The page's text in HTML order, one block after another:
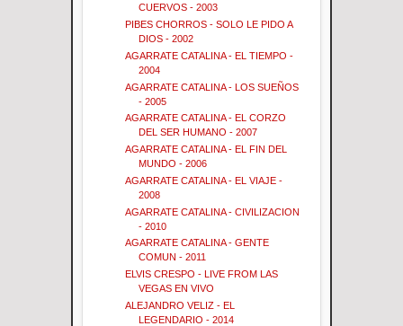
CUERVOS - 2003
PIBES CHORROS - SOLO LE PIDO A
DIOS - 2002
AGARRATE CATALINA - EL TIEMPO -
2004
AGARRATE CATALINA - LOS SUEÑOS
- 2005
AGARRATE CATALINA - EL CORZO
DEL SER HUMANO - 2007
AGARRATE CATALINA - EL FIN DEL
MUNDO - 2006
AGARRATE CATALINA - EL VIAJE -
2008
AGARRATE CATALINA - CIVILIZACION
- 2010
AGARRATE CATALINA - GENTE
COMUN - 2011
ELVIS CRESPO - LIVE FROM LAS
VEGAS EN VIVO
ALEJANDRO VELIZ - EL
LEGENDARIO - 2014